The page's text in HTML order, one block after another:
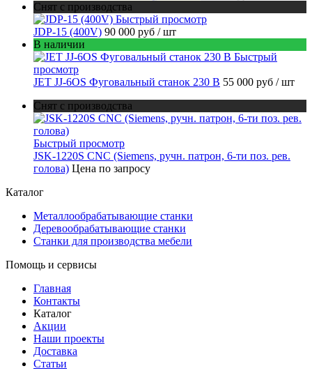
Снят с производства
Быстрый просмотр
JDP-15 (400V) 90 000 руб / шт
В наличии
Быстрый
просмотр
JET JJ-6OS Фуговальный станок 230 В 55 000 руб / шт
Снят с производства
Быстрый просмотр
JSK-1220S CNC (Siemens, ручн. патрон, 6-ти поз. рев.
голова) Цена по запросу
Каталог
Металлообрабатывающие станки
Деревообрабатывающие станки
Станки для производства мебели
Помощь и сервисы
Главная
Контакты
Каталог
Акции
Наши проекты
Доставка
Статьи